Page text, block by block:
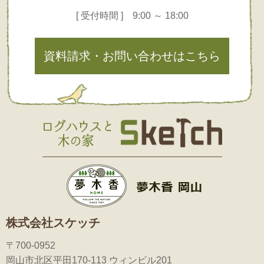
[ 受付時間 ] 9:00 ～ 18:00
資料請求・お問い合わせはこちら
株式会社スケッチ
〒700-0952
岡山市北区平田170-113 ウィンビル201